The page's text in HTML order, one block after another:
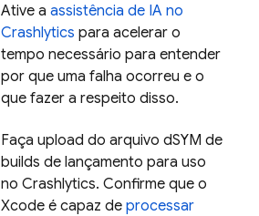
Ative a assistência de IA no
Crashlytics para acelerar o
tempo necessário para entender
por que uma falha ocorreu e o
que fazer a respeito disso.
Faça upload do arquivo dSYM de
builds de lançamento para uso
no Crashlytics. Confirme que o
Xcode é capaz de processar